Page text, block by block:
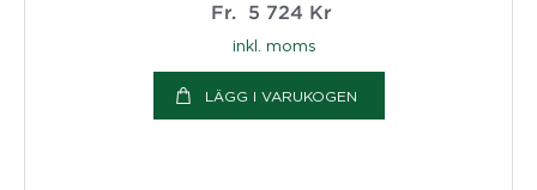
Fr.
5 724 Kr
inkl. moms
LÄGG I VARUKOGEN